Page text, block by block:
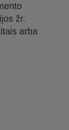
žr.
arba